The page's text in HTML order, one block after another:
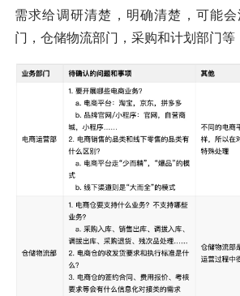
需求给调研清楚，明确清楚，可能
门，仓储物流部门，采购和计划部门等